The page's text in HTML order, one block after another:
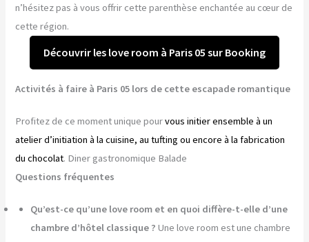
n’hésitez pas à vous offrir cette parenthèse enchantée au cœur de
cette région.
Découvrir les love room à Paris 05 sur Booking
Activités à faire à Paris 05 lors de cette escapade romantique
Profitez de ce moment unique pourvous initier ensemble à un
atelier d’initiation à la cuisine, au tufting ou encore à la fabrication
du chocolat. Diner gastronomique Balade
Questions fréquentes
Qu’est-ce qu’une love room et en quoi diffère-t-elle d’une
chambre d’hôtel classique ? Une love room est une chambre